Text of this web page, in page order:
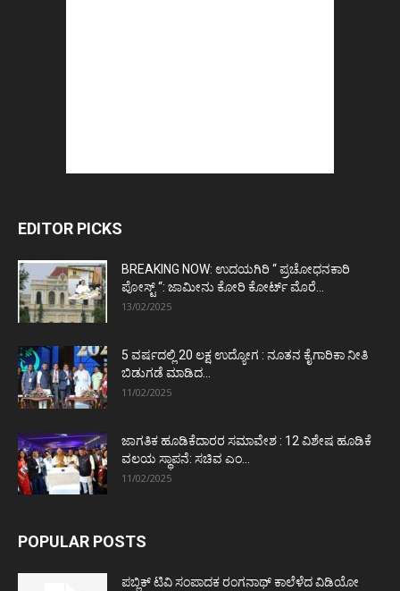
EDITOR PICKS
BREAKING NOW: ಉದಯಗಿರಿ “ ಪ್ರಚೋಧನಕಾರಿ
ಪೋಸ್ಟ್‌ “: ಜಾಮೀನು ಕೋರಿ ಕೋರ್ಟ್‌ ಮೊರೆ...
13/02/2025
5 ವರ್ಷದಲ್ಲಿ 20 ಲಕ್ಷ ಉದ್ಯೋಗ : ನೂತನ ಕೈಗಾರಿಕಾ ನೀತಿ
ಬಿಡುಗಡೆ ಮಾಡಿದ...
11/02/2025
ಜಾಗತಿಕ ಹೂಡಿಕೆದಾರರ ಸಮಾವೇಶ : 12 ವಿಶೇಷ ಹೂಡಿಕೆ
ವಲಯ ಸ್ಥಾಪನೆ: ಸಚಿವ ಎಂ...
11/02/2025
POPULAR POSTS
ಪಬ್ಲಿಕ್ ಟಿವಿ ಸಂಪಾದಕ ರಂಗನಾಥ್ ಕಾಲೆಳೆದ ವಿಡಿಯೋ